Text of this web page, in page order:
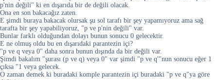
p'nin değili" ki en dışarıda bir de değili olacak.
Ona en son bakacağız zaten.
E şimdi buraya bakacak olursak şu sol tarafı bir şey yapamıyoruz ama sağ
tarafta bir şey yapabiliyoruz, "p ve p'nin değili" var.
Bunlar farklı olduğundan dolayı bunun sonucu 0 gelecektir.
E ne olmuş oldu bu en dışarıdaki parantezin içi?
"p ve q veya 0" daha sonra bunun dışında da bir değili var.
Şimdi bakalım "şurası (p ve q) veya 0" var şimdi "p ve q'"nun sonucu eğer 1
çıksa "1 veya gelecek.
O zaman demek ki buradaki komple parantezin içi buradaki "p ve q"ya göre